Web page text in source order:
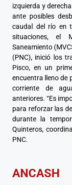
izquierda y
ante posibles
caudal del río en
situaciones, el
Saneamiento
(PNC), inició los
Pisco, en un
encuentra lleno de
corriente de
anteriores. “Es
para reforzar las
durante la
Quinteros,
PNC.
ANCASH